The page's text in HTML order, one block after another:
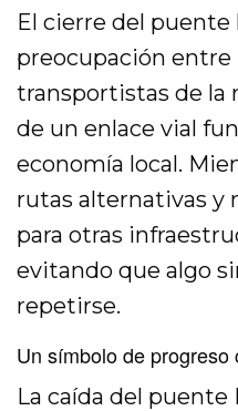
El cierre del puente
preocupación
transportistas de la
de un enlace vial
economía local.
rutas alternativas y
para otras
evitando que algo
repetirse.
Un símbolo de
La caída del puente